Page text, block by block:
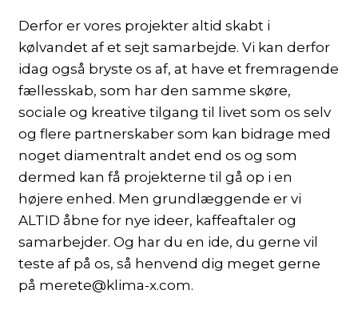
Derfor er vores projekter altid skabt i
kølvandet af et sejt samarbejde. Vi kan derfor
idag også bryste os af, at have et fremragende
fællesskab, som har den samme skøre,
sociale og kreative tilgang til livet som os selv
og flere partnerskaber som kan bidrage med
noget diamentralt andet end os og som
dermed kan få projekterne til gå op i en
højere enhed. Men grundlæggende er vi
ALTID åbne for nye ideer, kaffeaftaler og
samarbejder. Og har du en ide, du gerne vil
teste af på os, så henvend dig meget gerne
på merete@klima-x.com.